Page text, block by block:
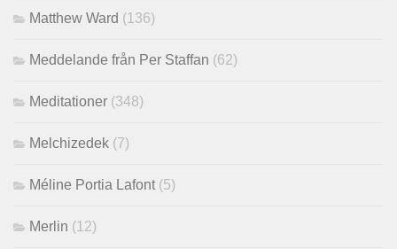
Matthew Ward (136)
Meddelande från Per Staffan (62)
Meditationer (348)
Melchizedek (7)
Méline Portia Lafont (5)
Merlin (12)